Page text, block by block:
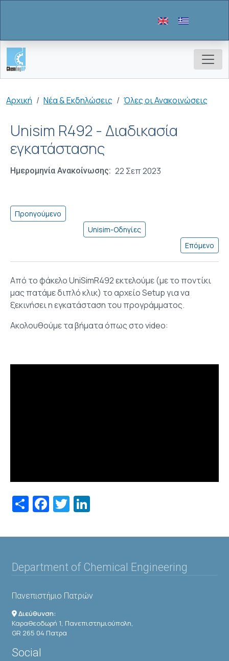
Breadcrumb
Αρχική Νέα & Εκδηλώσεις Όλες οι Ανακοινώσεις
Unisim R492 - Διαδικασία
εγκατάστασης
Ημερομηνία Ανακοίνωσης 22 Σεπ 2023
Προηγούμενο
Unisim-Οδηγίες
Επόμενο
Από το φάκελο UniSimR492 εκτελούμε (με το ποντίκι
μας πατάμε διπλό κλικ) το αρχείο Setup για να
ξεκινήσει η εγκατάσταση του προγράμματος.
Ακολουθούμε τα βήματα όπως στο video:
ShareFacebook
Twitter
Department of Chemical Engineering
Πανεπιστήμιο Πατρών
Διεύθυνση:
Καραθεοδωρή 1, Πανεπιστημιούπολη,
GR 265 04 Πατρα
Social